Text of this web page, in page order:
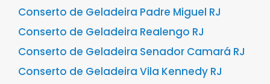
Conserto de Geladeira Padre Miguel RJ
Conserto de Geladeira Realengo RJ
Conserto de Geladeira Senador Camará RJ
Conserto de Geladeira Vila Kennedy RJ